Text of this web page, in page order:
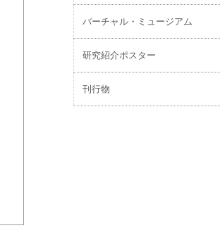
バーチャル・ミュージアム
研究紹介ポスター
刊行物